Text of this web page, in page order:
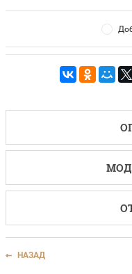
НАЗАД